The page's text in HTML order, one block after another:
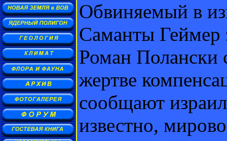
Обвиняемый в
Саманты Геймер
Роман Полански
жертве
сообщают
известно,